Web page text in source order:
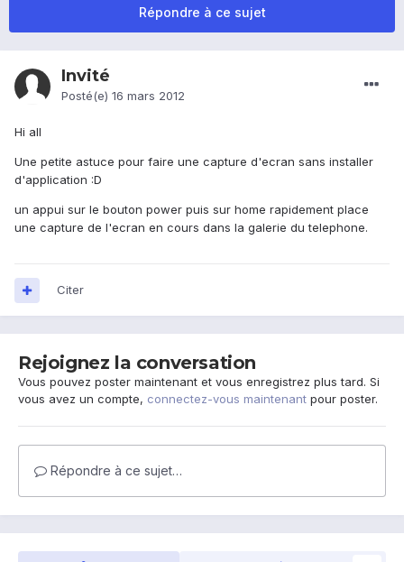
Répondre à ce sujet
Invité
Posté(e) 16 mars 2012
Hi all
Une petite astuce pour faire une capture d'ecran sans installer
d'application :D
un appui sur le bouton power puis sur home rapidement place
une capture de l'ecran en cours dans la galerie du telephone.
Citer
Rejoignez la conversation
Vous pouvez poster maintenant et vous enregistrez plus tard. Si
vous avez un compte, connectez-vous maintenant pour poster.
Répondre à ce sujet…